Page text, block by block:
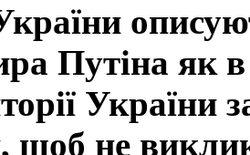
Путіна як
України
щоб не